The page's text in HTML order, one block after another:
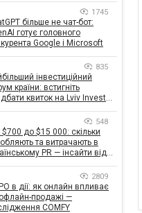
1745
більше не чат-бот:
готує головного
Google і Microsoft
835
інвестиційний
країни: встигніть
квиток на Lviv Invest
548
$700 до $15 000: скільки
та витрачають в
PR — інсайти від
2809
в дії: як онлайн впливає
продажі —
COMFY